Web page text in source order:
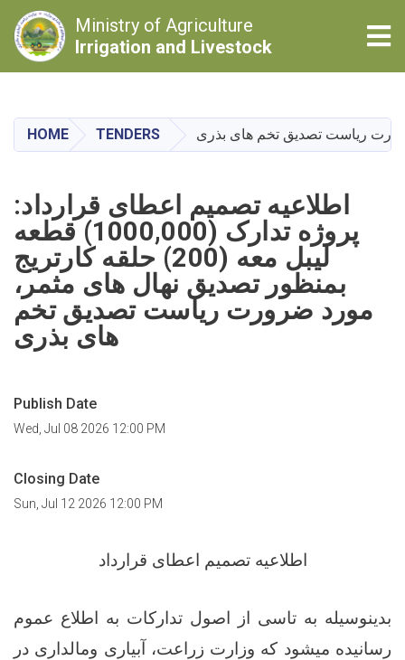
main
content
Ministry of Agriculture
Irrigation and Livestock
HOME TENDERS
اطلاعیه تصمیم اعطای قرارداد:
پروژه تدارک (1000,000) قطعه
لیبل معه (200) حلقه کارتریج
بمنظور تصدیق نهال های مثمر،
مورد ضرورت ریاست تصدیق تخم
های بذری
Publish Date
Wed, Jul 08 2026 12:00 PM
Closing Date
Sun, Jul 12 2026 12:00 PM
اطلاعیه تصمیم اعطای قرارداد
بدینوسیله به تاسی از اصول تدارکات به اطلاع عموم
رسانیده میشود که وزارت زراعت، آبیاری ومالداری در